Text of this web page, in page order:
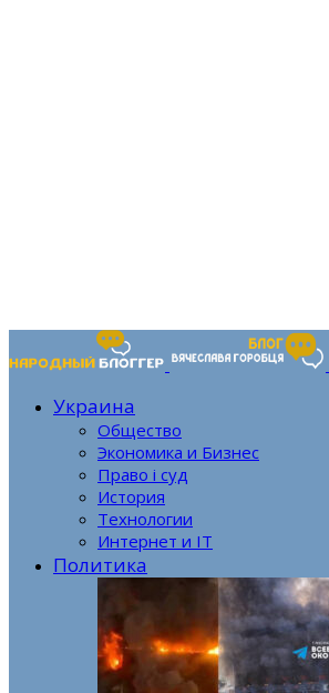
Украина
Общество
Экономика и Бизнес
Право і суд
История
Технологии
Интернет и IT
Политика